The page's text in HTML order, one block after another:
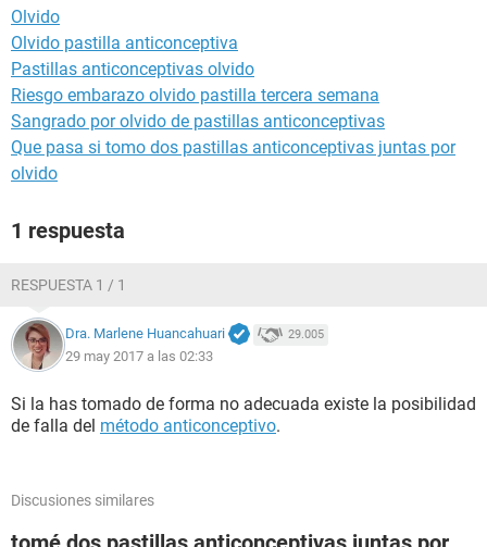
Olvido
Olvido pastilla anticonceptiva
Pastillas anticonceptivas olvido
Riesgo embarazo olvido pastilla tercera semana
Sangrado por olvido de pastillas anticonceptivas
Que pasa si tomo dos pastillas anticonceptivas juntas por
olvido
1 respuesta
RESPUESTA 1 / 1
Dra. Marlene Huancahuari 29.005
29 may 2017 a las 02:33
Si la has tomado de forma no adecuada existe la posibilidad
de falla del método anticonceptivo.
Discusiones similares